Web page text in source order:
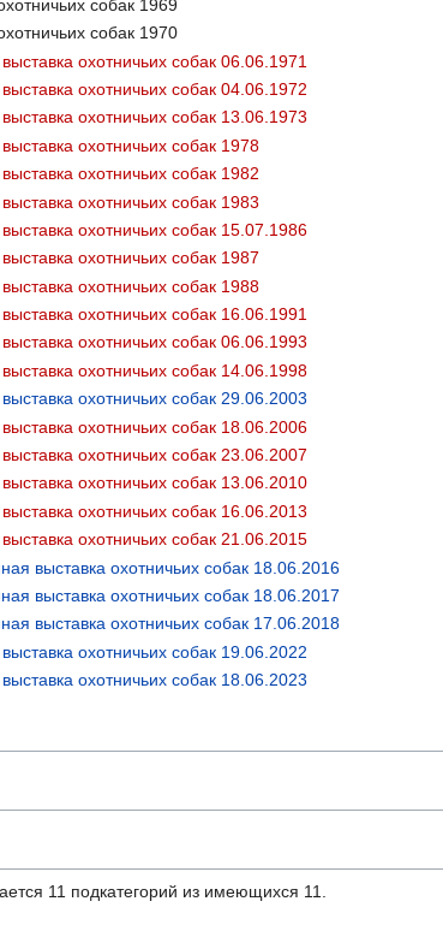
собак 1970
охотничьих собак 06.06.1971
охотничьих собак 04.06.1972
охотничьих собак 13.06.1973
охотничьих собак 1978
охотничьих собак 1982
охотничьих собак 1983
охотничьих собак 15.07.1986
охотничьих собак 1988
охотничьих собак 16.06.1991
охотничьих собак 06.06.1993
охотничьих собак 14.06.1998
охотничьих собак 29.06.2003
охотничьих собак 18.06.2006
охотничьих собак 16.06.2013
выставка охотничьих собак 18.06.2016
выставка охотничьих собак 18.06.2017
выставка охотничьих собак 17.06.2018
охотничьих собак 19.06.2022
охотничьих собак 18.06.2023
11 подкатегорий из имеющихся 11.